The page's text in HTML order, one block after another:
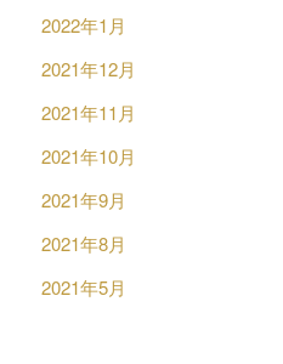
2022年1月
2021年12月
2021年11月
2021年10月
2021年9月
2021年8月
2021年5月